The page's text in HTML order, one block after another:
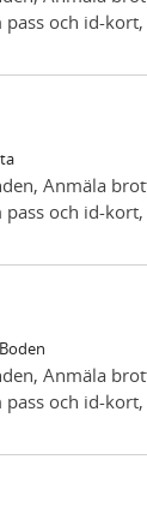
och id-kort,
in vapen
Anmäla
och id-kort,
Lämna in
Boden
Anmäla
och id-kort,
in vapen